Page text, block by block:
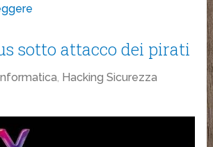
sotto attacco dei pirati
, Hacking Sicurezza